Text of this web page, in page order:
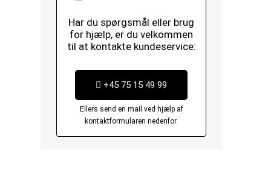
Har du spørgsmål eller brug
for hjælp, er du velkommen
til at kontakte kundeservice:
+45 75 15 49 99
Ellers send en mail ved hjælp af
kontaktformularen nedenfor.